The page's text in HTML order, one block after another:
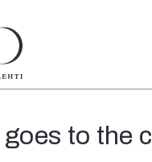
Tilaus ja
to the